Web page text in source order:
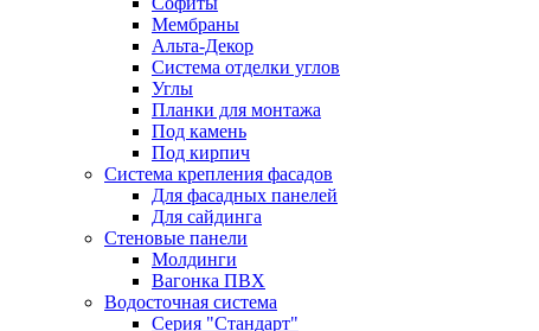
Мембраны
Альта-Декор
Система отделки углов
Углы
Планки для монтажа
Под камень
Под кирпич
Система крепления фасадов
Для фасадных панелей
Для сайдинга
Стеновые панели
Молдинги
Вагонка ПВХ
Водосточная система
Серия "Стандарт"